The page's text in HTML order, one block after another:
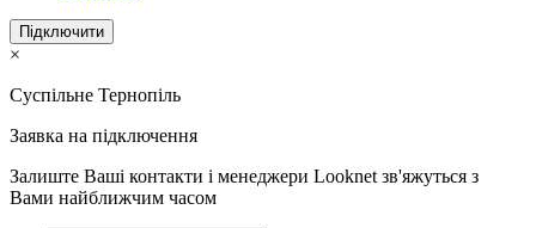
Підключити
×
Суспільне Тернопіль
Заявка на підключення
Залиште Ваші контакти і менеджери Looknet зв'яжуться з
Вами найближчим часом